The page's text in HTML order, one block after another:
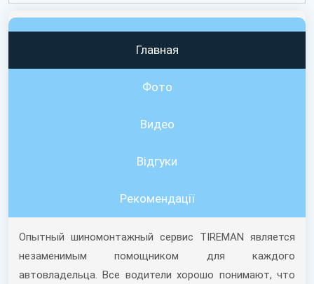
Главная
Фото
Видео
Вiдгуки
Рекомендації
Опытный шиномонтажный сервис TIREMAN является
незаменимым помощником для каждого
автовладельца. Все водители хорошо понимают, что